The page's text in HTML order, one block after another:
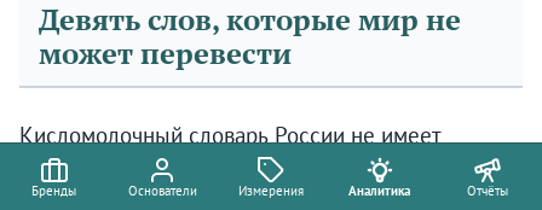
Девять слов, которые мир не
может перевести
Кисломолочный словарь России не имеет
эквивалента ни в одном западном языке. Это не
Бренды Основатели Измерения Аналитика Отчёты